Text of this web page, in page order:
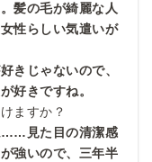
髪の毛が綺麗な人
性らしい気遣いが
きじゃないので、
好きですね。
ますか？
……見た目の清潔感
強いので、三年半